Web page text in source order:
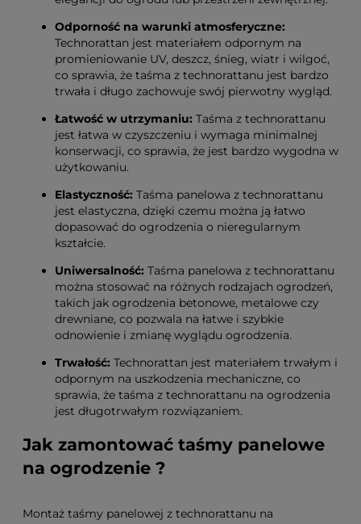
Odporność na warunki atmosferyczne:
Technorattan jest materiałem odpornym na
promieniowanie UV, deszcz, śnieg, wiatr i wilgoć,
co sprawia, że taśma z technorattanu jest bardzo
trwała i długo zachowuje swój pierwotny wygląd.
Łatwość w utrzymaniu: Taśma z technorattanu
jest łatwa w czyszczeniu i wymaga minimalnej
konserwacji, co sprawia, że jest bardzo wygodna w
użytkowaniu.
Elastyczność: Taśma panelowa z technorattanu
jest elastyczna, dzięki czemu można ją łatwo
dopasować do ogrodzenia o nieregularnym
kształcie.
Uniwersalność: Taśma panelowa z technorattanu
można stosować na różnych rodzajach ogrodzeń,
takich jak ogrodzenia betonowe, metalowe czy
drewniane, co pozwala na łatwe i szybkie
odnowienie i zmianę wyglądu ogrodzenia.
Trwałość: Technorattan jest materiałem trwałym i
odpornym na uszkodzenia mechaniczne, co
sprawia, że taśma z technorattanu na ogrodzenia
jest długotrwałym rozwiązaniem.
Jak zamontować taśmy panelowe
na ogrodzenie ?
Montaż taśmy panelowej z technorattanu na